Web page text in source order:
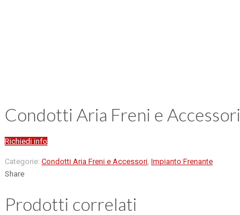
Condotti Aria Freni e Accessori
Richiedi info
Categorie: Condotti Aria Freni e Accessori Impianto Frenante
Share
Prodotti correlati